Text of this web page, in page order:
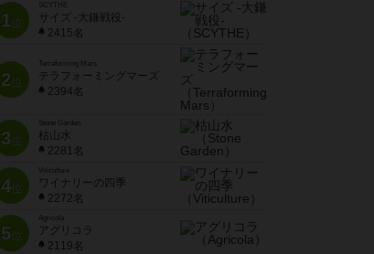
1位
SCYTHE
サイズ -大鎌戦役-
2415名
2位
Terraforming Mars
テラフォーミングマーズ
2394名
3位
Stone Garden
枯山水
2281名
4位
Viticulture
ワイナリーの四季
2272名
5位
Agricola
アグリコラ
2119名